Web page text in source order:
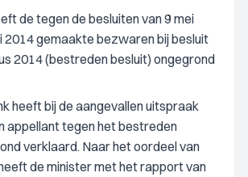
de tegen de besluiten van 9 mei
2014 gemaakte bezwaren bij besluit
2014 (bestreden besluit) ongegrond
heeft bij de aangevallen uitspraak
appellant tegen het bestreden
verklaard. Naar het oordeel van
de minister met het rapport van